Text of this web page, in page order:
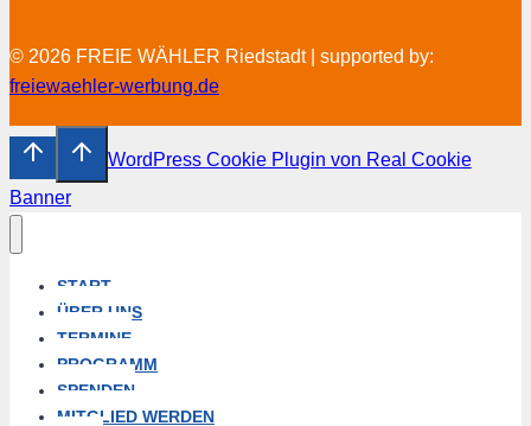
© 2026 FREIE WÄHLER Riedstadt | supported by:
freiewaehler-werbung.de
WordPress Cookie Plugin von Real Cookie
Banner
START
ÜBER UNS
TERMINE
PROGRAMM
SPENDEN
MITGLIED WERDEN